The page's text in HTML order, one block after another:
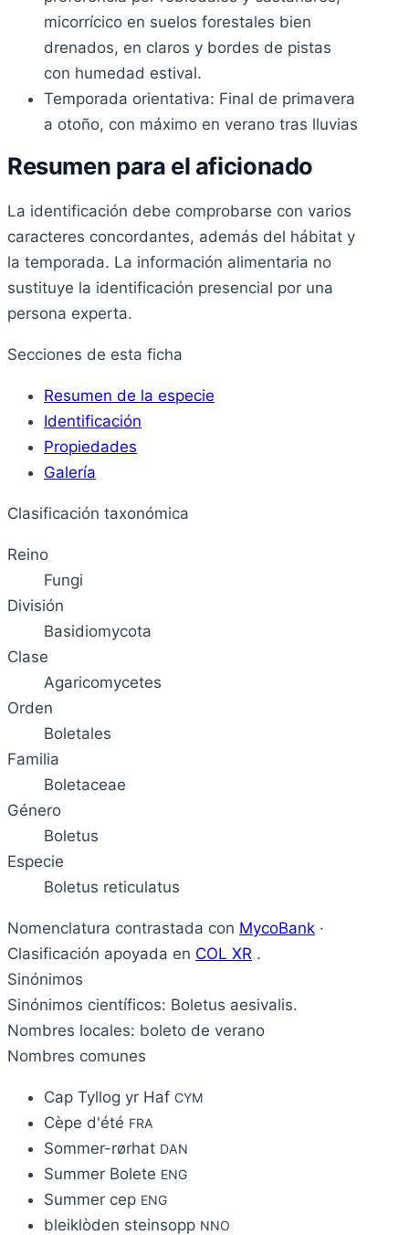
micorrícico en suelos forestales bien
drenados, en claros y bordes de pistas
con humedad estival.
Temporada orientativa: Final de primavera
a otoño, con máximo en verano tras lluvias
Resumen para el aficionado
La identificación debe comprobarse con varios
caracteres concordantes, además del hábitat y
la temporada. La información alimentaria no
sustituye la identificación presencial por una
persona experta.
Secciones de esta ficha
Resumen de la especie
Identificación
Propiedades
Galería
Clasificación taxonómica
Reino
Fungi
División
Basidiomycota
Clase
Agaricomycetes
Orden
Boletales
Familia
Boletaceae
Género
Boletus
Especie
Boletus reticulatus
Nomenclatura contrastada con MycoBank ·
Clasificación apoyada en COL XR .
Sinónimos
Sinónimos científicos: Boletus aesivalis.
Nombres locales: boleto de verano
Nombres comunes
Cap Tyllog yr Haf CYM
Cèpe d'été FRA
Sommer-rørhat DAN
Summer Bolete ENG
Summer cep ENG
bleiklòden steinsopp NNO